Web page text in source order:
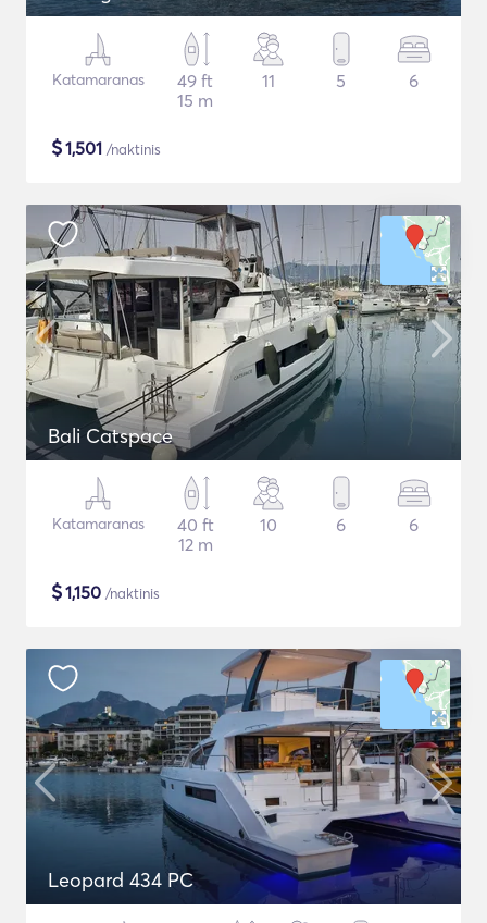
Katamaranas
49 ft
15 m
11 5 6
$1,501 /naktinis
Bali Catspace
Katamaranas
40 ft
12 m
10 6 6
$1,150 /naktinis
Leopard 434 PC